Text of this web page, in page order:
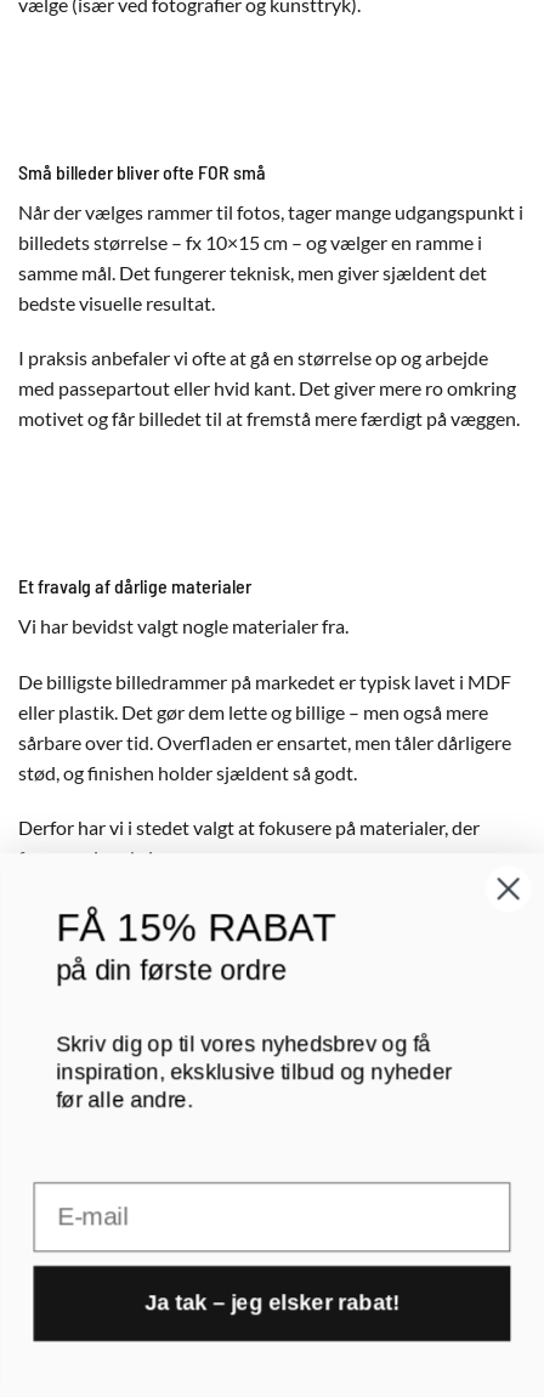
Små billeder bliver ofte FOR små
Når der vælges rammer til fotos, tager mange udgangspunkt i
billedets størrelse – fx 10×15 cm – og vælger en ramme i
samme mål. Det fungerer teknisk, men giver sjældent det
bedste visuelle resultat.
I praksis anbefaler vi ofte at gå en størrelse op og arbejde
med passepartout eller hvid kant. Det giver mere ro omkring
motivet og får billedet til at fremstå mere færdigt på væggen.
Et fravalg af dårlige materialer
Vi har bevidst valgt nogle materialer fra.
De billigste billedrammer på markedet er typisk lavet i MDF
eller plastik. Det gør dem lette og billige – men også mere
sårbare over tid. Overfladen er ensartet, men tåler dårligere
stød, og finishen holder sjældent så godt.
Derfor har vi i stedet valgt at fokusere på materialer, der
fungerer i praksis:
Egetræsrammer, som tilfører varme og holder
sig pæne i mange år
Det betyder ikke, at der findes ét rigtigt valg, men det
betyder, at alle rammer i vores sortiment er valgt ud fra
1
FÅ 15% RABAT
på din første ordre
Skriv dig op til vores nyhedsbrev og få
inspiration, eksklusive tilbud og nyheder
før alle andre.
Ja tak – jeg elsker rabat!